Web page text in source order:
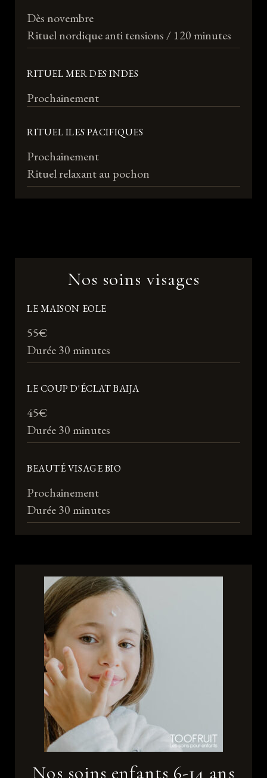
Dès novembre
Rituel nordique anti tensions / 120 minutes
RITUEL MER DES INDES
Prochainement
RITUEL ILES PACIFIQUES
Prochainement
Rituel relaxant au pochon
Nos soins visages
LE MAISON EOLE
55€
Durée 30 minutes
LE COUP D'ÉCLAT BAIJA
45€
Durée 30 minutes
BEAUTÉ VISAGE BIO
Prochainement
Durée 30 minutes
Nos soins enfants 6-14 ans